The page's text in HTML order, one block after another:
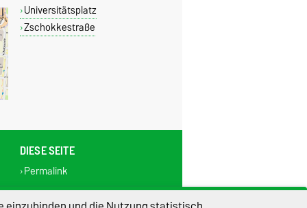
Universitätsplatz
Zschokkestraße
DIESE SEITE
Permalink
Sitemap